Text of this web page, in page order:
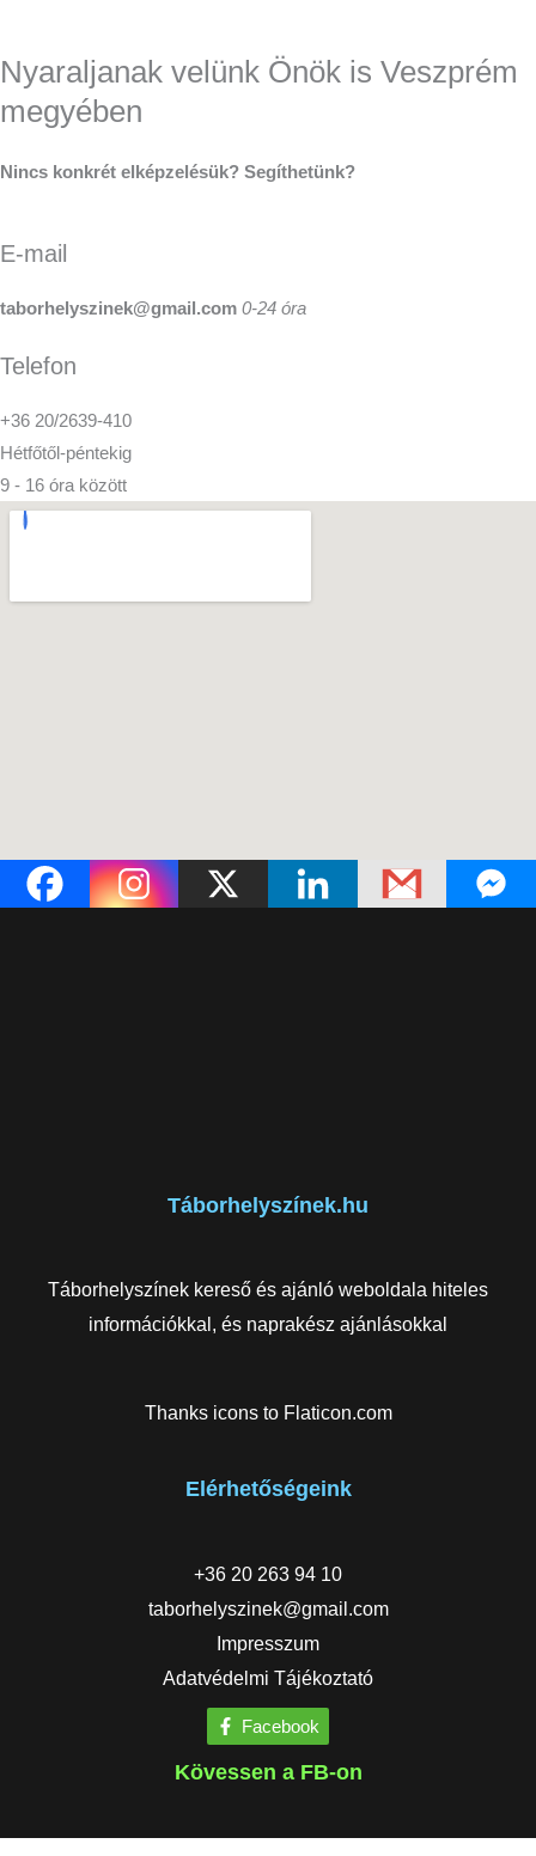
Nyaraljanak velünk Önök is Veszprém
megyében
Nincs konkrét elképzelésük? Segíthetünk?
E-mail
taborhelyszinek@gmail.com 0-24 óra
Telefon
+36 20/2639-410
Hétfőtől-péntekig
9 - 16 óra között
Táborhelyszínek.hu
Táborhelyszínek kereső és ajánló weboldala hiteles
információkkal, és naprakész ajánlásokkal
Thanks icons to Flaticon.com
Elérhetőségeink
+36 20 263 94 10
taborhelyszinek@gmail.com
Impresszum
Adatvédelmi Tájékoztató
Facebook
Kövessen a FB-on